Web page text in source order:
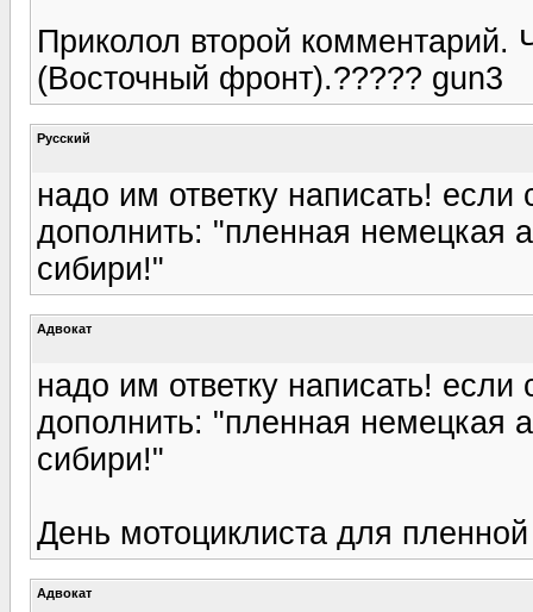
Приколол второй
(Восточный фронт).????? gun3
Русский
надо им ответку написать!
дополнить: "пленная немецкая
сибири!"
Адвокат
надо им ответку написать!
дополнить: "пленная немецкая
сибири!"
День мотоциклиста для
Адвокат